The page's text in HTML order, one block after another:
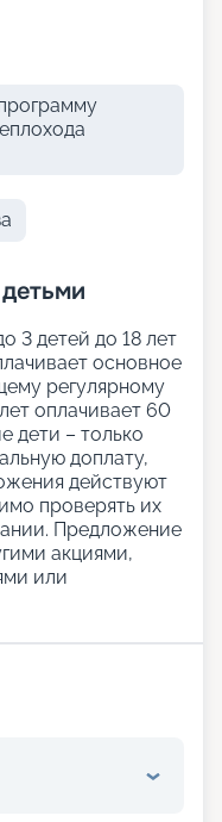
3 детей до 18 лет
основное
регулярному
оплачивает 60
дети – только
доплату,
действуют
проверять их
Предложение
акциями,
или